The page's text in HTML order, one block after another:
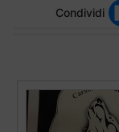
Condividi